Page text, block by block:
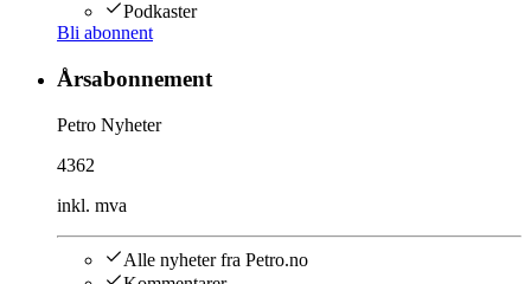
Podkaster
Bli abonnent
Årsabonnement
Petro Nyheter
4362
inkl. mva
Alle nyheter fra Petro.no